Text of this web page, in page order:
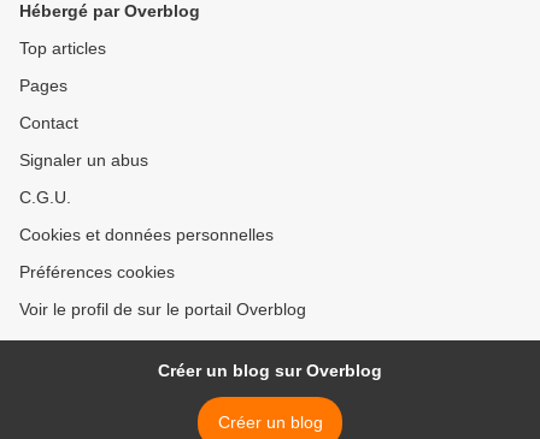
Hébergé par Overblog
Top articles
Pages
Contact
Signaler un abus
C.G.U.
Cookies et données personnelles
Préférences cookies
Voir le profil de sur le portail Overblog
Créer un blog sur Overblog
Créer un blog